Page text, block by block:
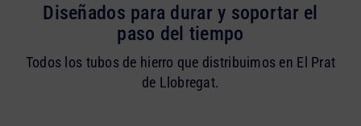
Diseñados para durar y soportar el
paso del tiempo
Todos los tubos de hierro que distribuimos en El Prat
de Llobregat.